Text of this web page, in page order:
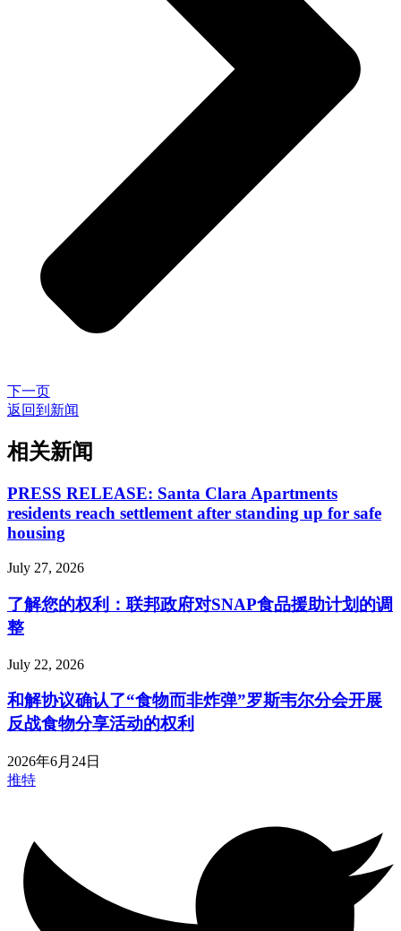
下一页
返回到新闻
相关新闻
PRESS RELEASE: Santa Clara Apartments
residents reach settlement after standing up for safe
housing
July 27, 2026
了解您的权利：联邦政府对SNAP食品援助计划的调
整
July 22, 2026
和解协议确认了“食物而非炸弹”罗斯韦尔分会开展
反战食物分享活动的权利
2026年6月24日
推特